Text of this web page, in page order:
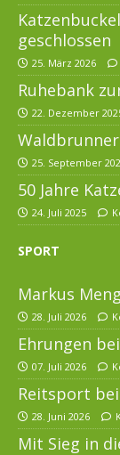
geschlossen
25. März 2026
Ruhebank
22. Dezember
25. September
50 Jahre
24. Juli 2025
SPORT
Markus
28. Juli 2026
Ehrungen
07. Juli 2026
Reitsport
28. Juni 2026
Mit Sieg in